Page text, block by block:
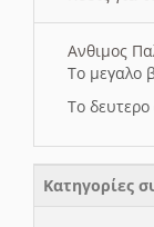
Ανθιμος
Το μεγαλο
Το
Κατηγορίες